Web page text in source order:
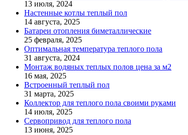
13 июля, 2024
Настенные котлы теплый пол
14 августа, 2025
Батареи отопления биметаллические
25 февраля, 2025
Оптимальная температура теплого пола
31 августа, 2024
Монтаж водяных теплых полов цена за м2
16 мая, 2025
Встроенный теплый пол
31 марта, 2025
Коллектор для теплого пола своими руками
14 июля, 2025
Сервопривод для теплого пола
13 июня, 2025